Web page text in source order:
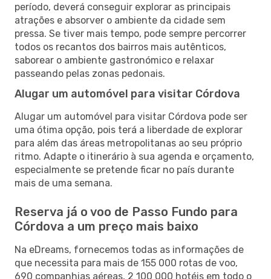
período, deverá conseguir explorar as principais
atrações e absorver o ambiente da cidade sem
pressa. Se tiver mais tempo, pode sempre percorrer
todos os recantos dos bairros mais autênticos,
saborear o ambiente gastronómico e relaxar
passeando pelas zonas pedonais.
Alugar um automóvel para visitar Córdova
Alugar um automóvel para visitar Córdova pode ser
uma ótima opção, pois terá a liberdade de explorar
para além das áreas metropolitanas ao seu próprio
ritmo. Adapte o itinerário à sua agenda e orçamento,
especialmente se pretende ficar no país durante
mais de uma semana.
Reserva já o voo de Passo Fundo para
Córdova a um preço mais baixo
Na eDreams, fornecemos todas as informações de
que necessita para mais de 155 000 rotas de voo,
690 companhias aéreas, 2 100 000 hotéis em todo o